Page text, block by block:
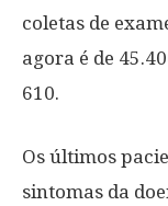
coletas de
agora é de
610.
Os últimos
sintomas da